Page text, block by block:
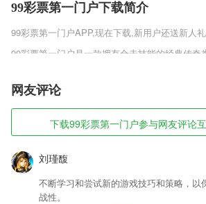
99彩票第一门户下载简介
99彩票第一门户APP,现在下载,新用户还送新人
99彩票第一门户是一款拥有合击技能的经典传奇
款游戏中体验到很多的玩法，只不过这些玩法的
这款游戏的乐趣都是需要玩家慢慢开启，因为所
和玩家等级息息相关。
99彩票第一门户软件特色
1,【资讯】传播贵州本土新闻，了解贵州身边事
2,我们可以借助于移动平台查询真实的销售以及财
3,录音跟读,手写笔画,发音技巧打好五十音基础,
法,在接下来的学习中会事半功倍
网友评论
下载99彩票第一门户参与网友评论
刘瑾馥
不断学习和尝试新的游戏技巧和策略，以
战性。